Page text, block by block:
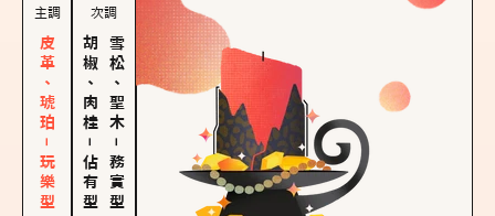
主調
皮革、琥珀－玩樂型
次調
胡椒、肉桂
－
佔有型
雪松、聖木
－
務實型